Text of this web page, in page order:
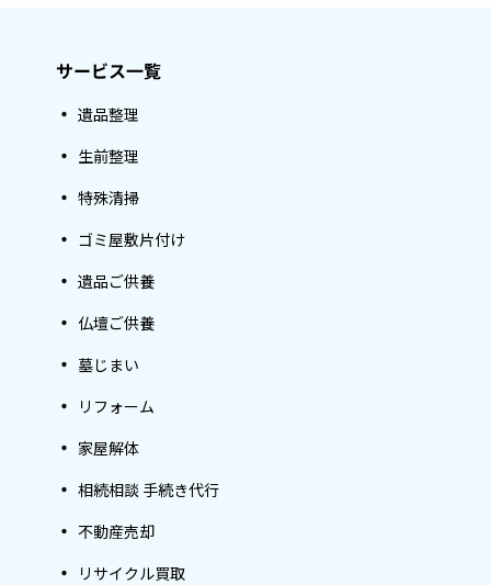
サービス一覧
遺品整理
生前整理
特殊清掃
ゴミ屋敷片付け
遺品ご供養
仏壇ご供養
墓じまい
リフォーム
家屋解体
相続相談 手続き代行
不動産売却
リサイクル買取